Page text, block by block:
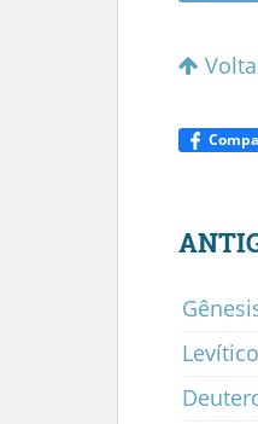
Levítico